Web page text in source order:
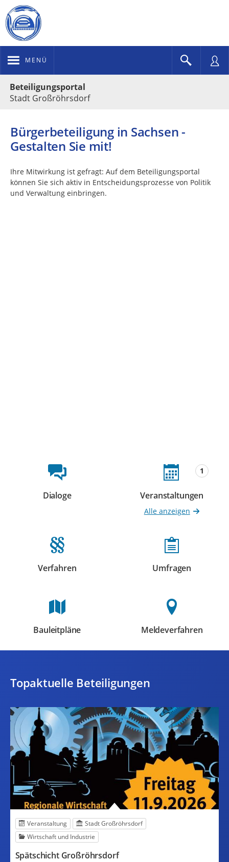
MENÜ
Beteiligungsportal
Stadt Großröhrsdorf
Bürgerbeteiligung in Sachsen -
Gestalten Sie mit!
Ihre Mitwirkung ist gefragt: Auf dem Beteiligungsportal
können Sie sich aktiv in Entscheidungsprozesse von Politik
und Verwaltung einbringen.
Beteiligungsformate
Dialoge Veranstaltungen
1
Beteiligungen
Alle anzeigen
Verfahren Umfragen
Bauleitpläne Meldeverfahren
Topaktuelle Beteiligungen
Veranstaltung
Stadt Großröhrsdorf
Wirtschaft und Industrie
Spätschicht Großröhrsdorf